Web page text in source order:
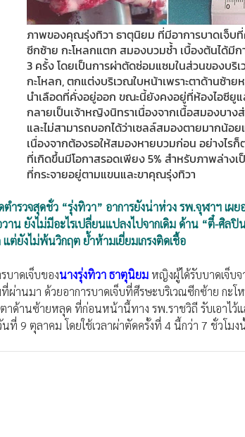
ภาพของคุณรุ่งทิวา ธาตุนิยม ที่มีอาการบาดเจ็บ
ซีกซ้าย กะโหลกแตก สมองบวมช้ำ เบื้องต้นได้มีก
3 ครั้ง โดยเป็นการผ่าตัดซ่อมแซมในส่วนของบริ
กะโหลก, ตกแต่งบริเวณใบหน้าเพราะตาด้านซ้า
นำเลือดที่คั่งอยู่ออก ขณะนี้ยังคงอยู่ที่ห้องไอซียูแ
กลายเป็นเจ้าหญิงนิทราเนื่องจากเนื้อสมองบาง
และไม่สามารถบอกได้ว่าเซลล์สมองตายมากน้อย
เนื่องจากต้องรอให้สมองหายบวมก่อน อย่างไร
ที่เกิดขึ้นมีโอกาสรอดเพียง 5% สำหรับภาพล่างเ
ที่กระจายอยู่ตามแขนและขาคุณรุ่งทิวา
ำรวจสุดชั่ว “รุ่งทิวา” อาการยังน่าห่วง รพ.จุฬาฯ เผย
าน ยังไม่มีอะไรเปลี่ยนแปลงไปจากเดิม ด้าน “ตี๋-ศิลปิ
ต่ยังไม่พ้นวิกฤต ย้ำห้ามเยี่ยมเกรงติดเชื้อ
าดเจ็บของนางรุ่งทิวา ธาตุนิยม หญิงผู้ได้รับบาดเจ็บ
ผ่านมา ด้วยอาการบาดเจ็บที่ศีรษะบริเวณซีกซ้าย กะ
าด้านซ้ายหลุด ที่ก่อนหน้านี้ทาง รพ.ราชวิถี รับเอาไว้
ที่ 9 ตุลาคม โดยใช้เวลาผ่าตัดครั้งที่ 4 นี้กว่า 7 ชั่วโมง